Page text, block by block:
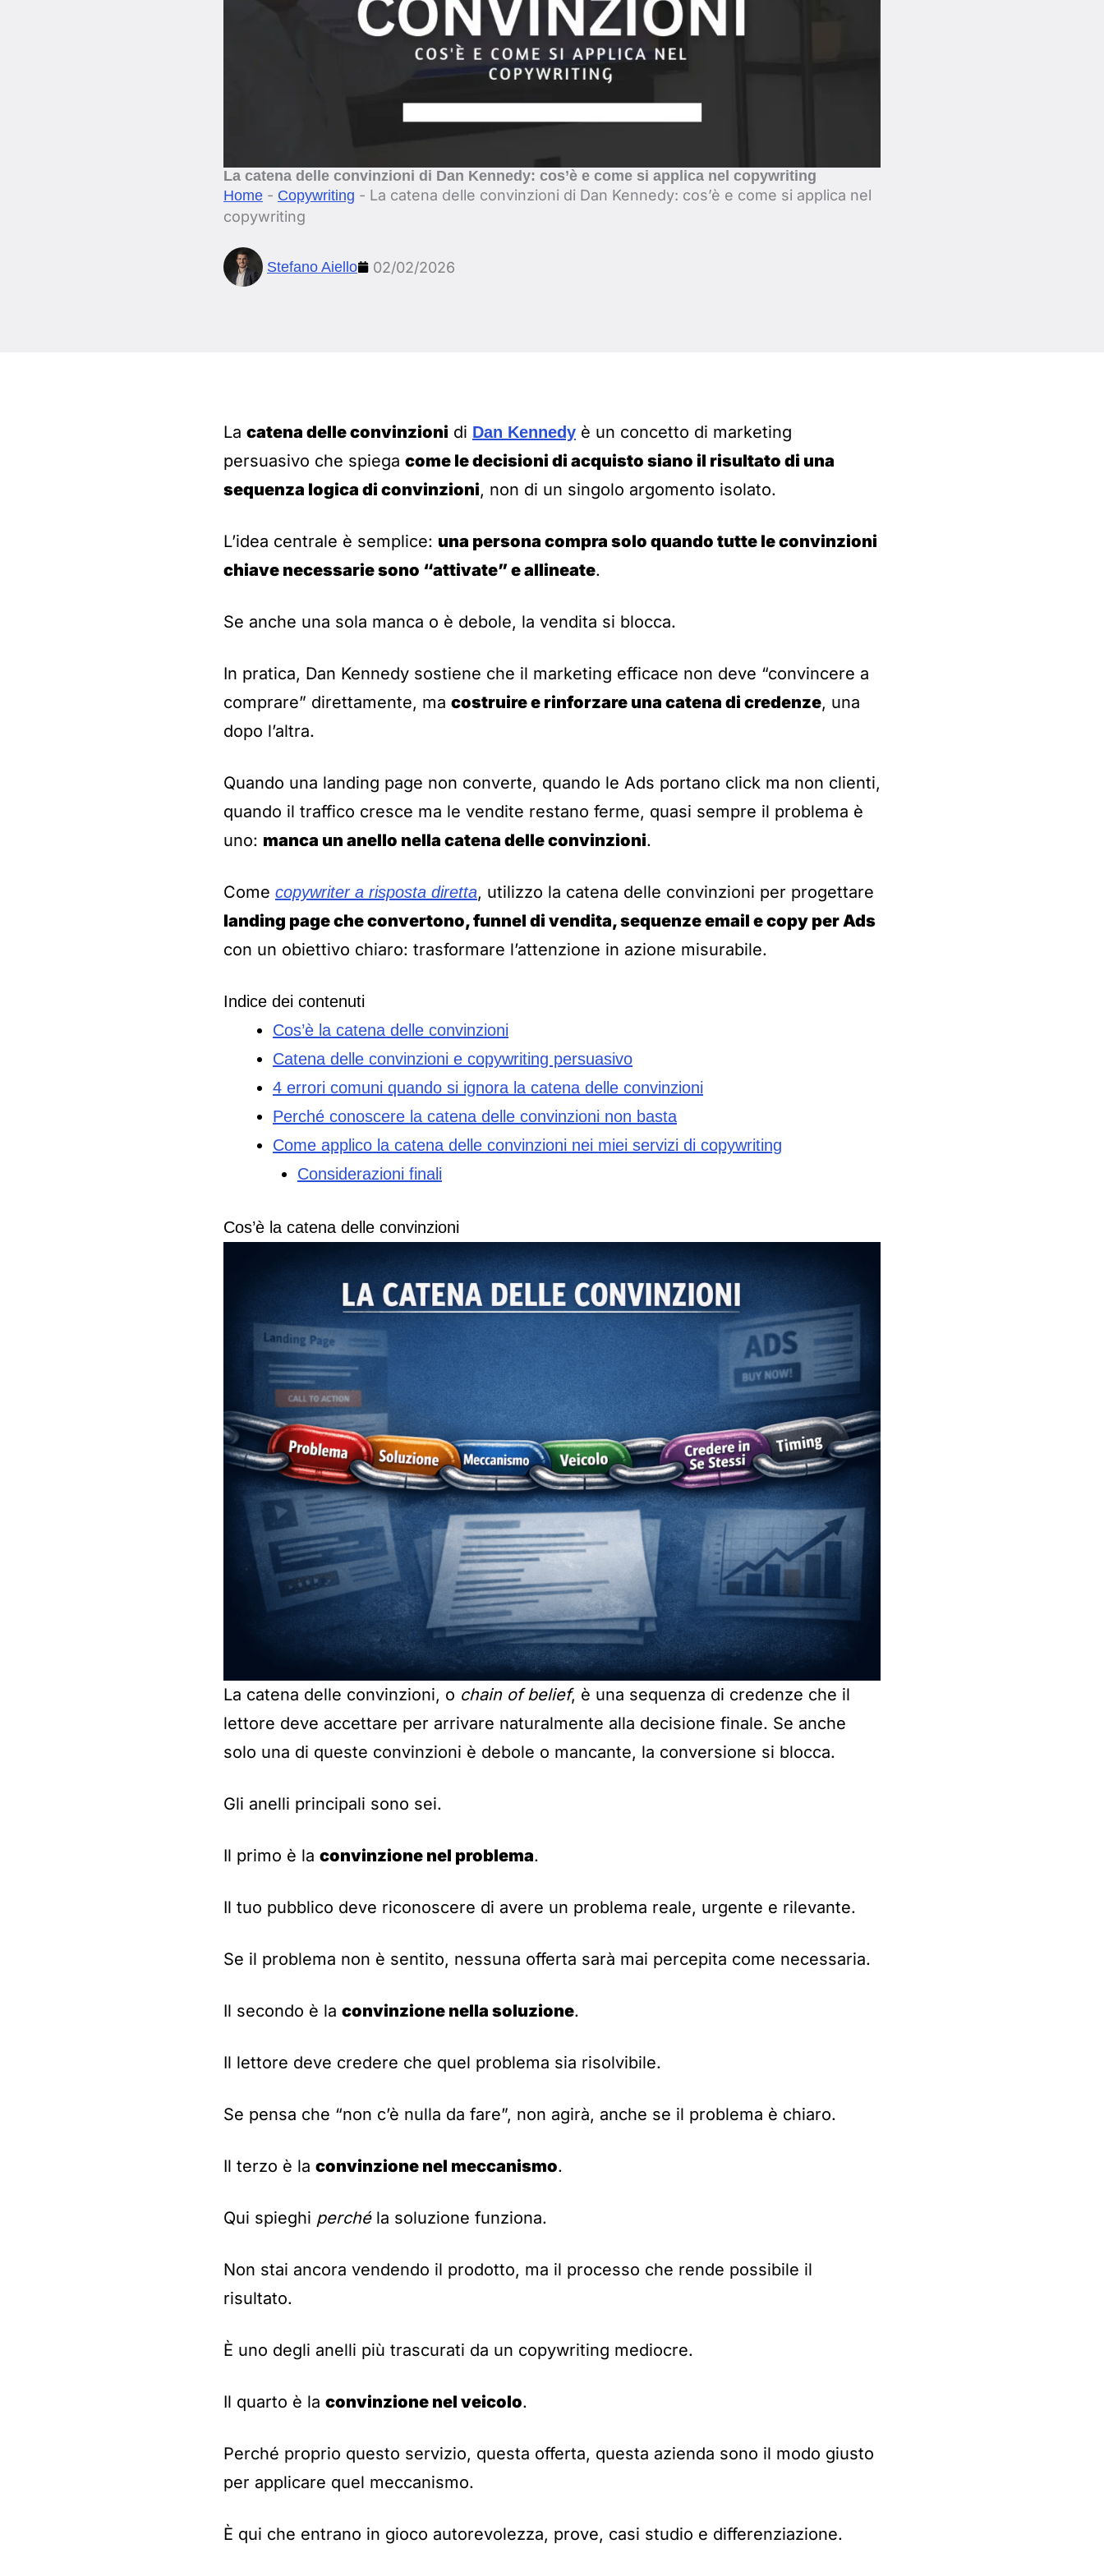
La catena delle convinzioni di Dan Kennedy: cos’è e come si applica nel copywriting
Home - Copywriting - La catena delle convinzioni di Dan Kennedy: cos’è e come si applica nel
copywriting
Stefano Aiello 02/02/2026
La catena delle convinzioni di Dan Kennedy è un concetto di marketing
persuasivo che spiega come le decisioni di acquisto siano il risultato di una
sequenza logica di convinzioni, non di un singolo argomento isolato.
L’idea centrale è semplice: una persona compra solo quando tutte le convinzioni
chiave necessarie sono “attivate” e allineate.
Se anche una sola manca o è debole, la vendita si blocca.
In pratica, Dan Kennedy sostiene che il marketing efficace non deve “convincere a
comprare” direttamente, ma costruire e rinforzare una catena di credenze, una
dopo l’altra.
Quando una landing page non converte, quando le Ads portano click ma non clienti,
quando il traffico cresce ma le vendite restano ferme, quasi sempre il problema è
uno: manca un anello nella catena delle convinzioni.
Come copywriter a risposta diretta, utilizzo la catena delle convinzioni per progettare
landing page che convertono, funnel di vendita, sequenze email e copy per Ads
con un obiettivo chiaro: trasformare l’attenzione in azione misurabile.
Indice dei contenuti
Cos’è la catena delle convinzioni
Catena delle convinzioni e copywriting persuasivo
4 errori comuni quando si ignora la catena delle convinzioni
Perché conoscere la catena delle convinzioni non basta
Come applico la catena delle convinzioni nei miei servizi di copywriting
Considerazioni finali
Cos’è la catena delle convinzioni
La catena delle convinzioni, o chain of belief, è una sequenza di credenze che il
lettore deve accettare per arrivare naturalmente alla decisione finale. Se anche
solo una di queste convinzioni è debole o mancante, la conversione si blocca.
Gli anelli principali sono sei.
Il primo è la convinzione nel problema.
Il tuo pubblico deve riconoscere di avere un problema reale, urgente e rilevante.
Se il problema non è sentito, nessuna offerta sarà mai percepita come necessaria.
Il secondo è la convinzione nella soluzione.
Il lettore deve credere che quel problema sia risolvibile.
Se pensa che “non c’è nulla da fare”, non agirà, anche se il problema è chiaro.
Il terzo è la convinzione nel meccanismo.
Qui spieghi perchéla soluzione funziona.
Non stai ancora vendendo il prodotto, ma il processo che rende possibile il
risultato.
È uno degli anelli più trascurati da un copywriting mediocre.
Il quarto è la convinzione nel veicolo.
Perché proprio questo servizio, questa offerta, questa azienda sono il modo giusto
per applicare quel meccanismo.
È qui che entrano in gioco autorevolezza, prove, casi studio e differenziazione.